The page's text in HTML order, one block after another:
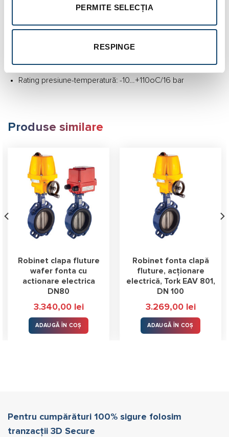
PERMITE SELECȚIA
RESPINGE
Etanșare EPDM/NBR
Fabricat conform EN 1171
Montaj între flanşe PN 16 EN 1092
Lungime constructivă conform EN 558-1 seria 14
Rating presiune-temperatură: -10…+110oC/16 bar
Produse similare
Robinet clapa fluture
wafer fonta cu
actionare electrica
DN80
3.340,00 lei
ADAUGĂ ÎN COȘ
Robinet fonta clapă
fluture, acționare
electrică, Tork EAV 801,
DN 100
3.269,00 lei
ADAUGĂ ÎN COȘ
Pentru cumpărături 100% sigure folosim
tranzacții 3D Secure